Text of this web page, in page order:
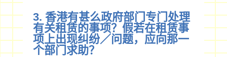
3. 香港有甚么政府部门专门处理
有关租赁的事项？假若在租赁事
项上出现纠纷／问题，应向那一
个部门求助？